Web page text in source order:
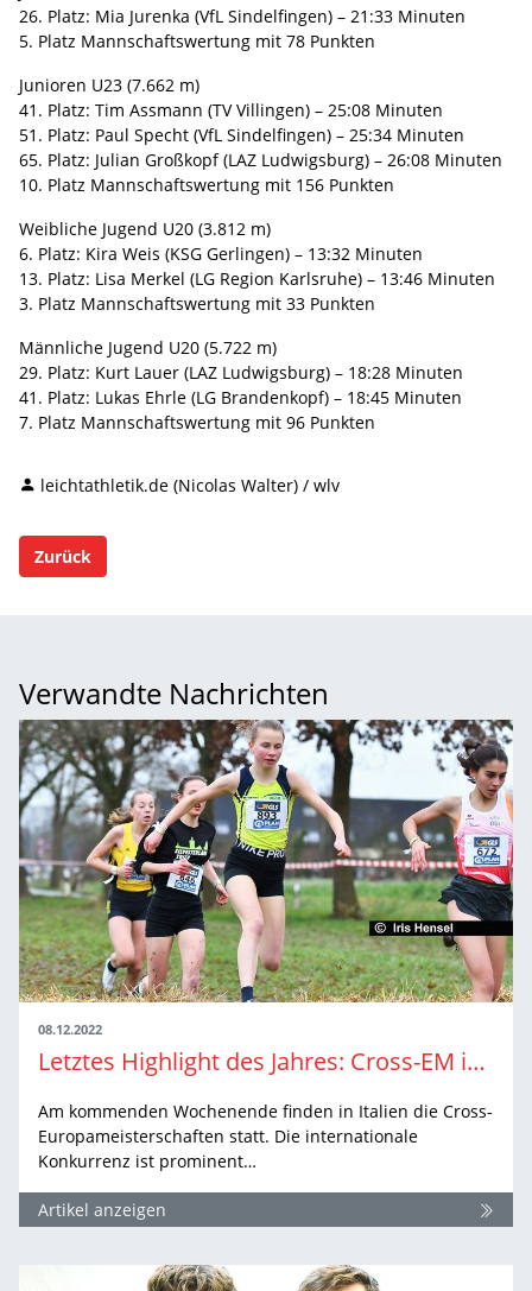
26. Platz: Mia Jurenka (VfL Sindelfingen) – 21:33 Minuten
5. Platz Mannschaftswertung mit 78 Punkten
Junioren U23 (7.662 m)
41. Platz: Tim Assmann (TV Villingen) – 25:08 Minuten
51. Platz: Paul Specht (VfL Sindelfingen) – 25:34 Minuten
65. Platz: Julian Großkopf (LAZ Ludwigsburg) – 26:08 Minuten
10. Platz Mannschaftswertung mit 156 Punkten
Weibliche Jugend U20 (3.812 m)
6. Platz: Kira Weis (KSG Gerlingen) – 13:32 Minuten
13. Platz: Lisa Merkel (LG Region Karlsruhe) – 13:46 Minuten
3. Platz Mannschaftswertung mit 33 Punkten
Männliche Jugend U20 (5.722 m)
29. Platz: Kurt Lauer (LAZ Ludwigsburg) – 18:28 Minuten
41. Platz: Lukas Ehrle (LG Brandenkopf) – 18:45 Minuten
7. Platz Mannschaftswertung mit 96 Punkten
leichtathletik.de (Nicolas Walter) / wlv
Zurück
Verwandte Nachrichten
08.12.2022
Letztes Highlight des Jahres: Cross-EM in Turin
Am kommenden Wochenende finden in Italien die Cross-
Europameisterschaften statt. Die internationale
Konkurrenz ist prominent…
Artikel anzeigen